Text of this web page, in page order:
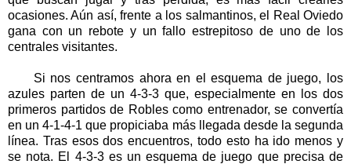
ocasiones. Aún así, frente a los salmantinos, el Real Oviedo
gana con un rebote y un fallo estrepitoso de uno de los
centrales visitantes.
Si nos centramos ahora en el esquema de juego, los
azules parten de un 4-3-3 que, especialmente en los dos
primeros partidos de Robles como entrenador, se convertía
en un 4-1-4-1 que propiciaba más llegada desde la segunda
línea. Tras esos dos encuentros, todo esto ha ido menos y
se nota. El 4-3-3 es un esquema de juego que precisa de